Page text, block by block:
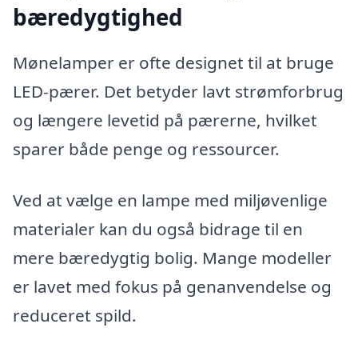
bæredygtighed
Mønelamper er ofte designet til at bruge
LED-pærer. Det betyder lavt strømforbrug
og længere levetid på pærerne, hvilket
sparer både penge og ressourcer.
Ved at vælge en lampe med miljøvenlige
materialer kan du også bidrage til en
mere bæredygtig bolig. Mange modeller
er lavet med fokus på genanvendelse og
reduceret spild.